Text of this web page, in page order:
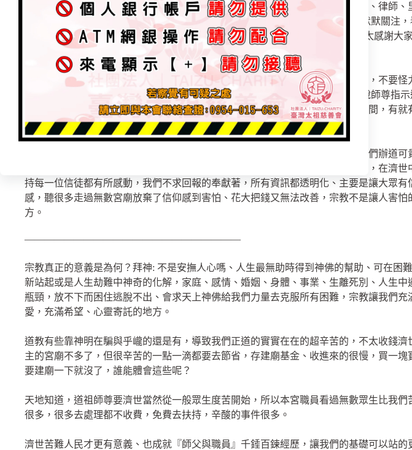
其實真的在我們生活中，不管職業是什麼，有醫生、護士、藥劑師、老師、警察、律師、
長、南科、竹科、各式各樣職業、老闆都在關注【太祖 三清宮資訊】，雖然都默默關注，
我們都知道最近動態，公司、工作、上班場所都會被討論著，就是在說您~真的太感謝大
來觀看文章。
信仰不分宗教，只希望讓各位更能了解什麼是『正道的艱辛』，很多理念很重要，不要怪
神，過度迷信而迷失方向，所有事情都要有邏輯判斷.思考能力，師兄我也只訴說師尊指示
的，處理真實案件，幫助成功案例，只說實話而不去亂怪力亂神的訴說虛幻的空間，有就
沒有就沒，神明沒有指示的不會去執行！
會用心思去做文章是希望讓更多人看見，道祖的理念與觀點有所不同，這也是我們辦道可
地方，獨特的方式呈現，十年來湧入大量信眾的支持，我們走的每一步都很辛苦，在濟世
持每一位信徒都有所感動，我們不求回報的奉獻著，所有資訊都透明化、主要是讓大眾有
感，聽很多走過無數宮廟放棄了信仰感到害怕、花大把錢又無法改善，宗教不是讓人害怕
方。
——————————————————————
宗教真正的意義是為何？拜神: 不是安撫人心嗎、人生最無助時得到神佛的幫助、可在困
新站起或是人生劫難中神奇的化解，家庭、感情、婚姻、身體、事業、生離死別、人生中
瓶頸，放不下而困住逃脫不出、會求天上神佛給我們力量去克服所有困難，宗教讓我們充
愛，充滿希望、心靈寄託的地方。
道教有些靠神明在騙與乎巄的還是有，導致我們正道的實實在在的超辛苦的，不太收錢濟
主的宮廟不多了，但很辛苦的一點一滴都要去節省，存建廟基金、收進來的很慢，買一塊
要建廟一下就沒了，誰能體會這些呢？
天地知道，道祖師尊要濟世當然從一般眾生度苦開始，所以本宮職員看過無數眾生比我們
很多，很多去處理都不收費，免費去扶持，辛酸的事件很多。
濟世苦難人民才更有意義、也成就『師父與職員』千錘百鍊經歷，讓我們的基礎可以站的